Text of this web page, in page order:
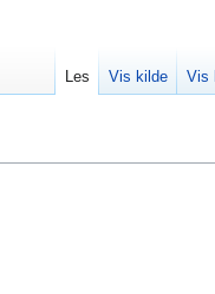
Les Vis kilde Vis